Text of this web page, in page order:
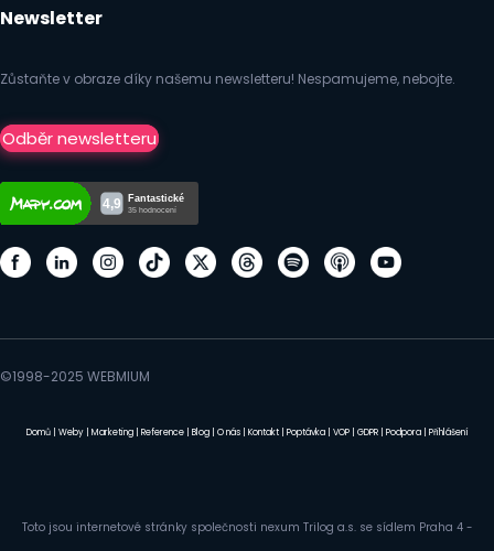
Newsletter
Zůstaňte v obraze díky našemu newsletteru! Nespamujeme, nebojte.
Odběr newsletteru
©1998-2025 WEBMIUM
Domů Weby Marketing Reference Blog O nás Kontakt Poptávka VOP GDPR Podpora Přihlášení
Toto jsou internetové stránky společnosti nexum Trilog a.s. se sídlem Praha 4 -